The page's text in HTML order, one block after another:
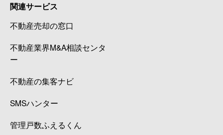
関連サービス
不動産売却の窓口
不動産業界M&A相談センタ
ー
不動産の集客ナビ
SMSハンター
管理戸数ふえるくん